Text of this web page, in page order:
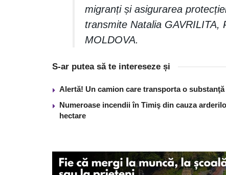
migranți și asigurarea
transmite Natalia GAVRILITA,
MOLDOVA.
S-ar putea să te intereseze și
Alertă! Un camion care transporta o
Numeroase incendii în Timiş din cauza
hectare